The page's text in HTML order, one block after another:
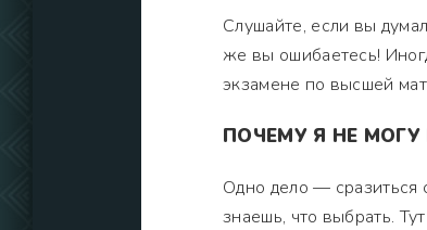
Слушайте, если вы
же вы ошибаетесь!
экзамене по высшей
ПОЧЕМУ Я НЕ
Одно дело — сразиться
знаешь, что выбрать.